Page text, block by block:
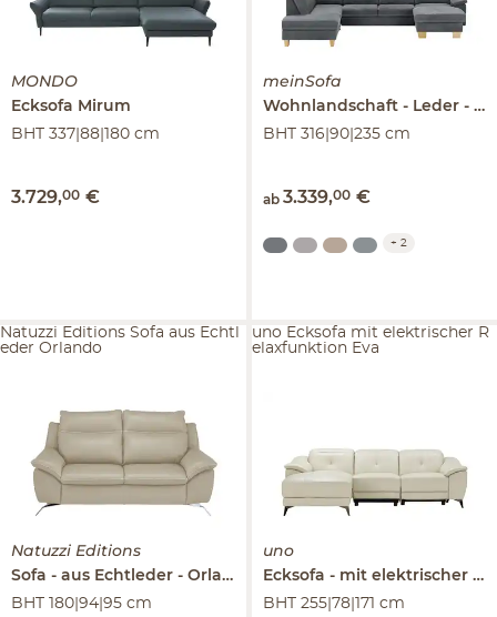
MONDO
Ecksofa Mirum
BHT 337|88|180 cm
3.729,00 €
meinSofa
Wohnlandschaft Leder
BHT 316|90|235 cm
ab 3.339,00 €
+ 2
Natuzzi Editions
Sofa aus Echtleder
Orlando
BHT 180|94|95 cm
Natuzzi Editions Sofa aus Echtl
eder Orlando
uno
Ecksofa
mit elektrischer Relaxfunktion
BHT 255|78|171 cm
uno Ecksofa mit elektrischer R
elaxfunktion Eva